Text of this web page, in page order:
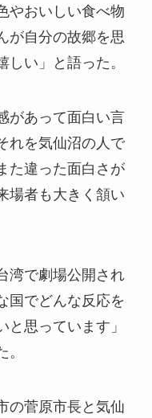
やおいしい食べ物
が自分の故郷を思
い」と語った。
があって面白い言
れを気仙沼の人で
た違った面白さが
場者も大きく頷い
湾で劇場公開され
国でどんな反応を
思っています」
の菅原市長と気仙